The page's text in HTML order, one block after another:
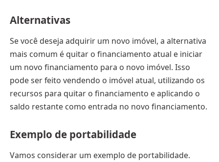
Alternativas
Se você deseja adquirir um novo imóvel, a alternativa
mais comum é quitar o financiamento atual e iniciar
um novo financiamento para o novo imóvel. Isso
pode ser feito vendendo o imóvel atual, utilizando os
recursos para quitar o financiamento e aplicando o
saldo restante como entrada no novo financiamento.
Exemplo de portabilidade
Vamos considerar um exemplo de portabilidade.